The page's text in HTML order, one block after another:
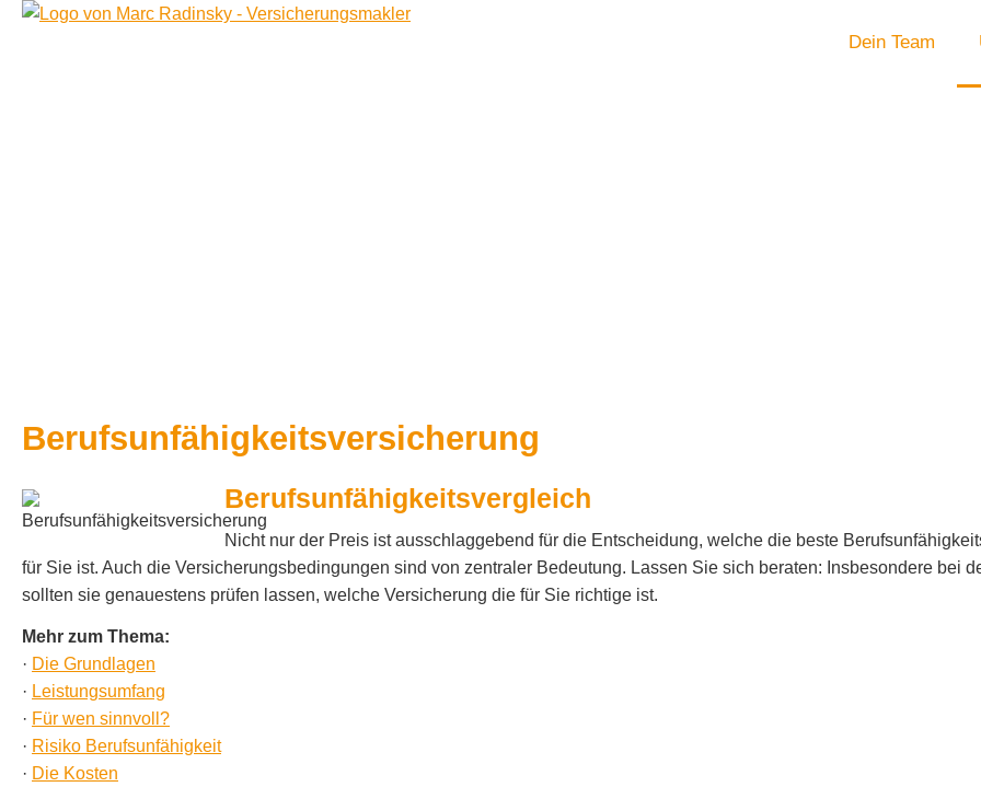
Dein Team
Berufs­unfähig­keitsversicherung
Berufs­unfähig­keitsvergleich
Nicht nur der Preis ist ausschlaggebend für die Entscheidung, welche die beste
für Sie ist. Auch die Versicherungsbedingungen sind von zentraler Bedeutung. Lassen Sie sich beraten: Insbesondere bei
sollten sie genauestens prüfen lassen, welche Versicherung die für Sie richtige ist.
Mehr zum Thema:
· Die Grundlagen
· Leistungsumfang
· Für wen sinnvoll?
· Risiko Berufs­unfähig­keit
· Die Kosten